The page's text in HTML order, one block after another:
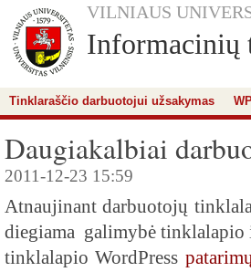
VILNIAUS
Informacinių
Tinklaraščio darbuotojui užsakymas
Daugiakalbiai
2011-12-23 15:59
Atnaujinant darbuotojų
diegiama galimybė
tinklalapio WordPress